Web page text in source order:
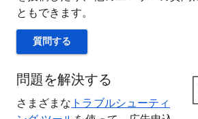
ともできます。
質問する
問題を解決する
さまざまな トラブルシューティ